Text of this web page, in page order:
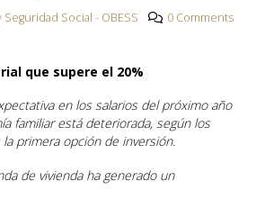
Social - OBESS
0 Comments
que supere el 20%
en los salarios del próximo año
familiar está deteriorada, según los
la primera opción de inversión.
de vivienda ha generado un